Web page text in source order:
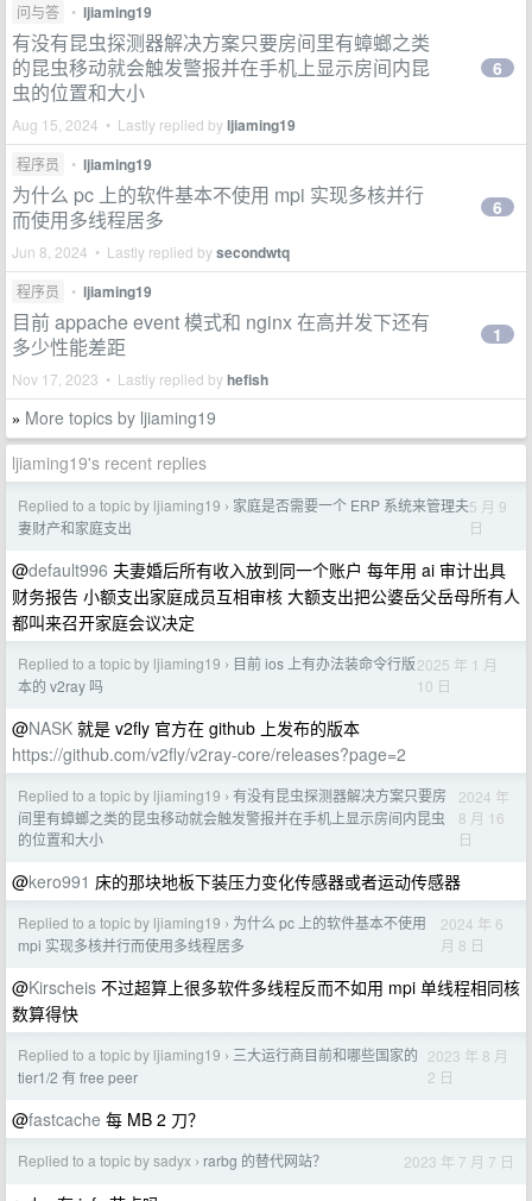
问与答 • ljiaming19
有没有昆虫探测器解决方案只要房间里有蟑螂之类
的昆虫移动就会触发警报并在手机上显示房间内昆
虫的位置和大小
Aug 15, 2024 • Lastly replied byljiaming19
6
程序员 • ljiaming19
为什么 pc 上的软件基本不使用 mpi 实现多核并行
而使用多线程居多
Jun 8, 2024 • Lastly replied bysecondwtq
6
程序员 • ljiaming19
目前 appache event 模式和 nginx 在高并发下还有
多少性能差距
Nov 17, 2023 • Lastly replied byhefish
1
» More topics by ljiaming19
ljiaming19's recent replies
Replied to a topic by ljiaming19 › 家庭是否需要一个 ERP 系统来管理夫
妻财产和家庭支出
5 月 9
日
@default996 夫妻婚后所有收入放到同一个账户 每年用 ai 审计出具
财务报告 小额支出家庭成员互相审核 大额支出把公婆岳父岳母所有人
都叫来召开家庭会议决定
Replied to a topic by ljiaming19 › 目前 ios 上有办法装命令行版
本的 v2ray 吗
2025 年 1 月
10 日
@NASK 就是 v2fly 官方在 github 上发布的版本
https://github.com/v2fly/v2ray-core/releases?page=2
Replied to a topic by ljiaming19 › 有没有昆虫探测器解决方案只要房
间里有蟑螂之类的昆虫移动就会触发警报并在手机上显示房间内昆虫
的位置和大小
2024 年
8 月 16
日
@kero991 床的那块地板下装压力变化传感器或者运动传感器
Replied to a topic by ljiaming19 › 为什么 pc 上的软件基本不使用
mpi 实现多核并行而使用多线程居多
2024 年 6
月 8 日
@Kirscheis 不过超算上很多软件多线程反而不如用 mpi 单线程相同核
数算得快
Replied to a topic by ljiaming19 › 三大运行商目前和哪些国家的
tier1/2 有 free peer
2023 年 8 月
2 日
@fastcache 每 MB 2 刀？
Replied to a topic by sadyx › rarbg 的替代网站？ 2023 年 7 月 7 日